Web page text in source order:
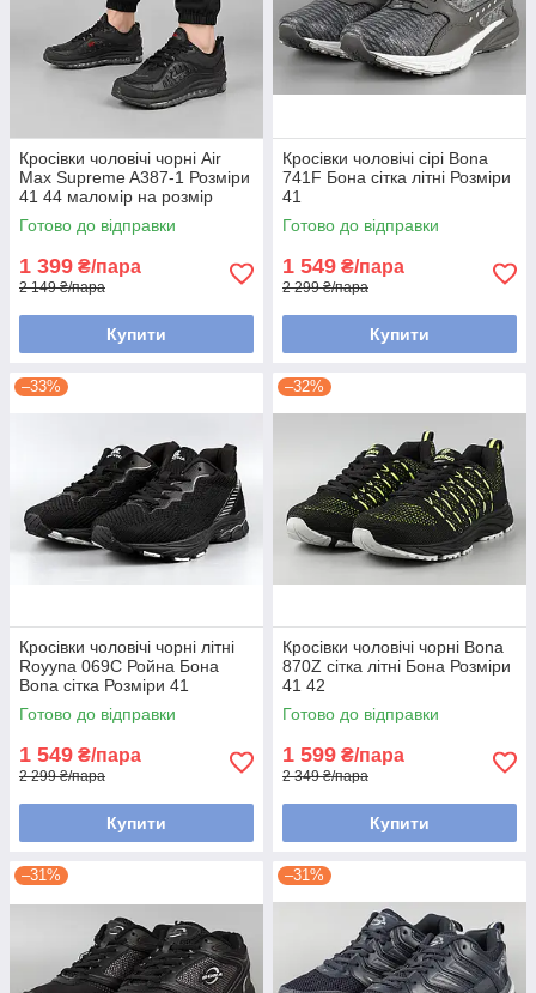
Кросівки чоловічі чорні Air
Max Supreme A387-1 Розміри
41 44 маломір на розмір
Готово до відправки
1 399 ₴/пара
2 149 ₴/пара
Купити
Кросівки чоловічі сірі Bona
741F Бона сітка літні Розміри
41
Готово до відправки
1 549 ₴/пара
2 299 ₴/пара
Купити
–33%
Кросівки чоловічі чорні літні
Royyna 069C Ройна Бона
Bona сітка Розміри 41
Готово до відправки
1 549 ₴/пара
2 299 ₴/пара
Купити
–32%
Кросівки чоловічі чорні Bona
870Z сітка літні Бона Розміри
41 42
Готово до відправки
1 599 ₴/пара
2 349 ₴/пара
Купити
–31% –31%